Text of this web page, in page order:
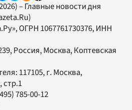
– Главные новости дня
, ОГРН 1067761730376, ИНН
Россия, Москва, Коптевская
117105, г. Москва,
стр.1
785-00-12